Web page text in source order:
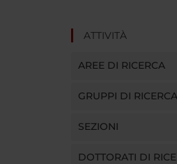
ATTIVITÀ
AREE DI RICERCA
GRUPPI DI RICERCA
SEZIONI
DOTTORATI DI